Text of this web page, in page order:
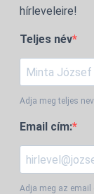
hírleveleire!
Teljes név
Adja meg teljes
Email cím:
Adja meg az email